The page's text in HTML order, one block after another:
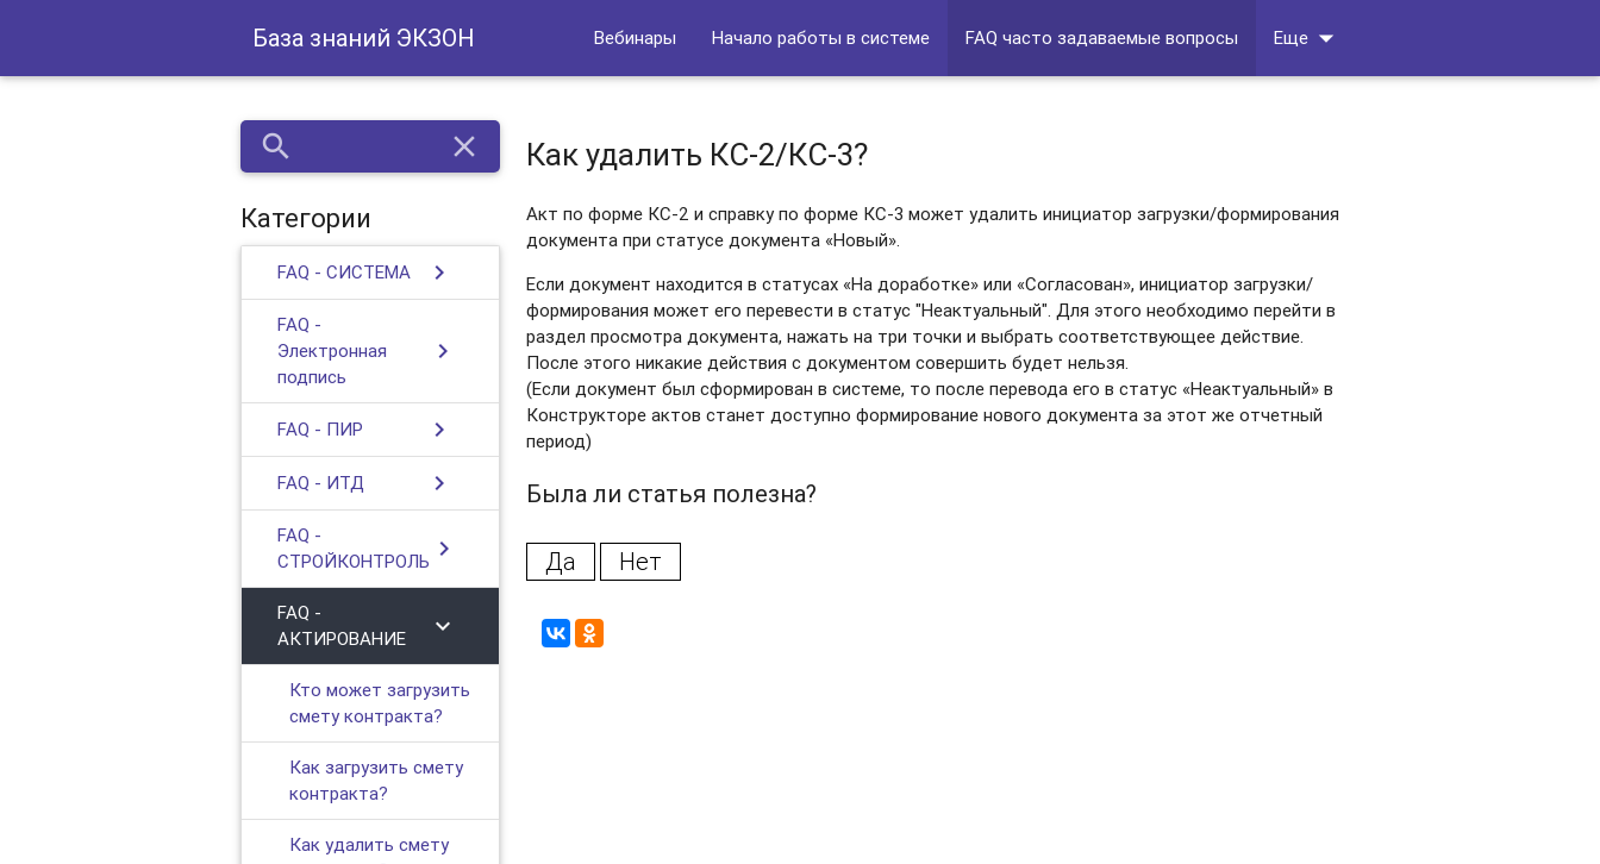
База знаний ЭКЗОН Вебинары Начало работы в системе FAQ часто задаваемые вопросы Ещеarrow_drop_down
search close
Категории
FAQ - СИСТЕМА chevron_right
FAQ -
Электронная
подпись
chevron_right
FAQ - ПИР chevron_right
FAQ - ИТД chevron_right
FAQ -
СТРОЙКОНТРОЛЬ chevron_right
FAQ -
АКТИРОВАНИЕ
chevron_right
Кто может загрузить
смету контракта?
Как загрузить смету
контракта?
Как удалить смету
Как удалить КС-2/КС-3?
Акт по форме КС-2 и справку по форме КС-3 может удалить инициатор загрузки/формирования
документа при статусе документа «Новый».
Если документ находится в статусах «На доработке» или «Согласован», инициатор загрузки/
формирования может его перевести в статус "Неактуальный". Для этого необходимо перейти в
раздел просмотра документа, нажать на три точки и выбрать соответствующее действие.
После этого никакие действия с документом совершить будет нельзя.
(Если документ был сформирован в системе, то после перевода его в статус «Неактуальный» в
Конструкторе актов станет доступно формирование нового документа за этот же отчетный
период)
Была ли статья полезна?
Да Нет